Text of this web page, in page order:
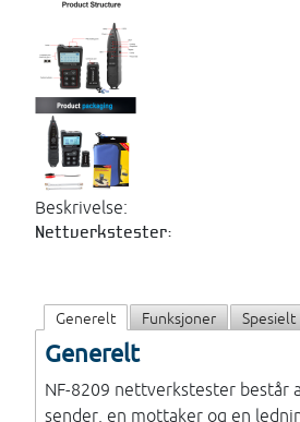
Beskrivelse:
Nettverkstester:
Generelt Funksjoner Spesielt
Generelt
NF-8209 nettverkstester består
sender, en mottaker og en